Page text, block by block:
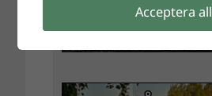
Acceptera